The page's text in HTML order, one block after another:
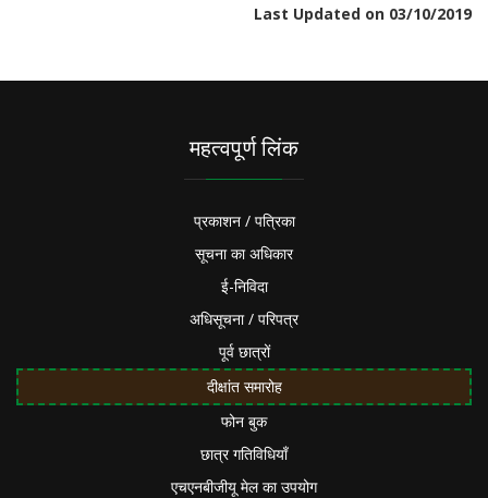
Last Updated on 03/10/2019
महत्वपूर्ण लिंक
प्रकाशन / पत्रिका
सूचना का अधिकार
ई-निविदा
अधिसूचना / परिपत्र
पूर्व छात्रों
दीक्षांत समारोह
फोन बुक
छात्र गतिविधियाँ
एचएनबीजीयू मेल का उपयोग